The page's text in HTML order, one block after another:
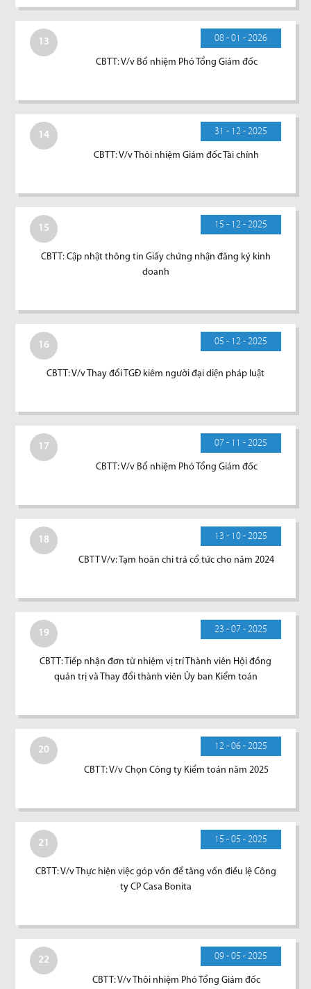
13 08 - 01 - 2026
CBTT: V/v Bổ nhiệm Phó Tổng Giám đốc
14 31 - 12 - 2025
CBTT: V/v Thôi nhiệm Giám đốc Tài chính
15 15 - 12 - 2025
CBTT: Cập nhật thông tin Giấy chứng nhận đăng ký kinh
doanh
16 05 - 12 - 2025
CBTT: V/v Thay đổi TGĐ kiêm người đại diện pháp luật
17 07 - 11 - 2025
CBTT: V/v Bổ nhiệm Phó Tổng Giám đốc
18 13 - 10 - 2025
CBTT V/v: Tạm hoãn chi trả cổ tức cho năm 2024
19 23 - 07 - 2025
CBTT: Tiếp nhận đơn từ nhiệm vị trí Thành viên Hội đồng
quản trị và Thay đổi thành viên Ủy ban Kiểm toán
20 12 - 06 - 2025
CBTT: V/v Chọn Công ty Kiểm toán năm 2025
21 15 - 05 - 2025
CBTT: V/v Thực hiện việc góp vốn để tăng vốn điều lệ Công
ty CP Casa Bonita
22 09 - 05 - 2025
CBTT: V/v Thôi nhiệm Phó Tổng Giám đốc